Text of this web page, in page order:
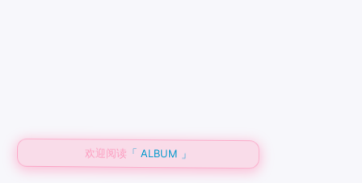
欢迎阅读 「 ALBUM 」